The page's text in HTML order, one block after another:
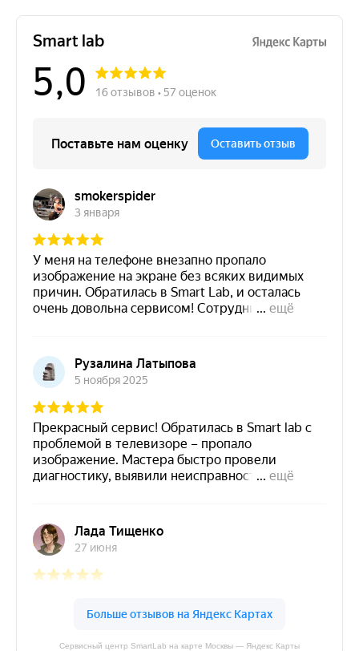
Сервисный центр SmartLab на карте Москвы — Яндекс Карты